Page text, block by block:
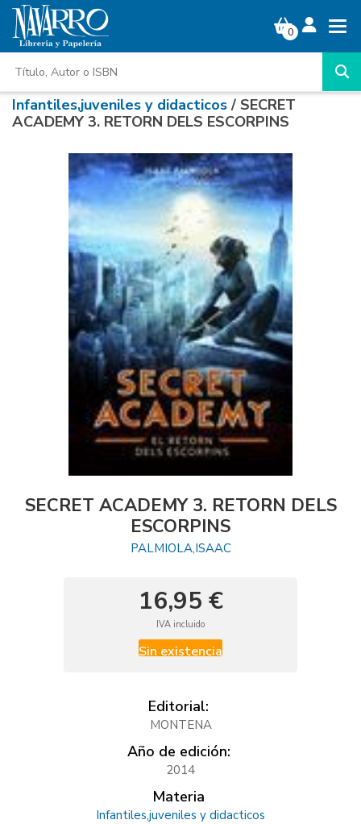
0
Infantiles,juveniles y didacticos/ SECRET
ACADEMY 3. RETORN DELS ESCORPINS
SECRET ACADEMY 3. RETORN DELS
ESCORPINS
PALMIOLA,ISAAC
16,95 €
IVA incluido
Sin existencia
Editorial:
MONTENA
Año de edición:
2014
Materia
Infantiles,juveniles y didacticos